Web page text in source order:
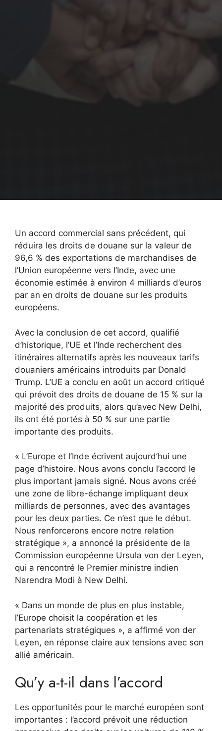
Un accord commercial sans précédent, qui
réduira les droits de douane sur la valeur de
96,6 % des exportations de marchandises de
l’Union européenne vers l’Inde, avec une
économie estimée à environ 4 milliards d’euros
par an en droits de douane sur les produits
européens.
Avec la conclusion de cet accord, qualifié
d’historique, l’UE et l’Inde recherchent des
itinéraires alternatifs après les nouveaux tarifs
douaniers américains introduits par Donald
Trump. L’UE a conclu en août un accord critiqué
qui prévoit des droits de douane de 15 % sur la
majorité des produits, alors qu’avec New Delhi,
ils ont été portés à 50 % sur une partie
importante des produits.
« L’Europe et l’Inde écrivent aujourd’hui une
page d’histoire. Nous avons conclu l’accord le
plus important jamais signé. Nous avons créé
une zone de libre-échange impliquant deux
milliards de personnes, avec des avantages
pour les deux parties. Ce n’est que le début.
Nous renforcerons encore notre relation
stratégique », a annoncé la présidente de la
Commission européenne Ursula von der Leyen,
qui a rencontré le Premier ministre indien
Narendra Modi à New Delhi.
« Dans un monde de plus en plus instable,
l’Europe choisit la coopération et les
partenariats stratégiques », a affirmé von der
Leyen, en réponse claire aux tensions avec son
allié américain.
Qu’y a-t-il dans l’accord
Les opportunités pour le marché européen sont
importantes : l’accord prévoit une réduction